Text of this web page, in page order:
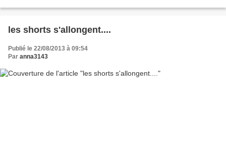
les shorts s'allongent....
Publié le 22/08/2013 à 09:54
Par anna3143